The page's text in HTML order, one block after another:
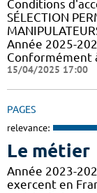
Conditions
SÉLECTION
Année 2025-
Conformément
15/04/2025 17:00
PAGES
relevance:
Le métier
Année 2023-
exercent en